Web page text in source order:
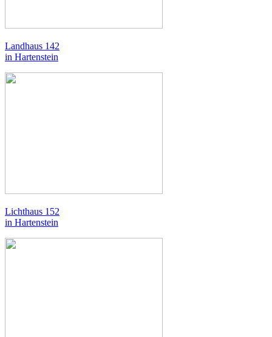
Landhaus 142
in Hartenstein
Lichthaus 152
in Hartenstein